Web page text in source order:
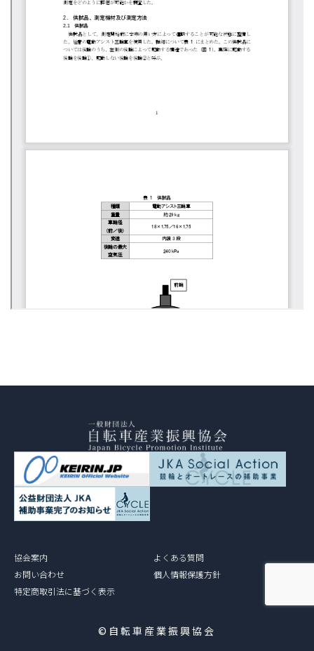
協会案内
よくある質問
お問い合わせ
個人情報保護方針
特定商取引法に基づく表示
©自転車産業振興協会